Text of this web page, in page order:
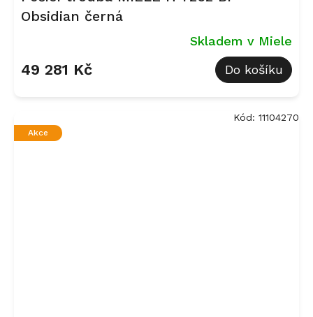
Obsidian černá
Skladem v Miele
49 281 Kč Do košíku
Akce
Kód: 11104270